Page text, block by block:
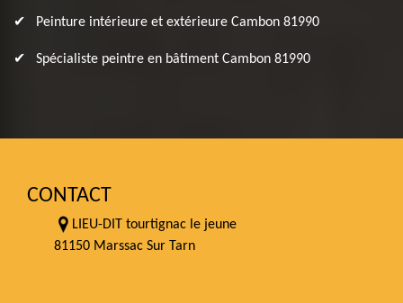
Peinture intérieure et extérieure Cambon 81990
Spécialiste peintre en bâtiment Cambon 81990
CONTACT
LIEU-DIT tourtignac le jeune
81150 Marssac Sur Tarn